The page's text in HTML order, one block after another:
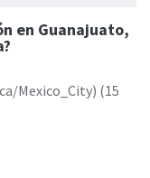
en Guanajuato,
Mexico_City) (15